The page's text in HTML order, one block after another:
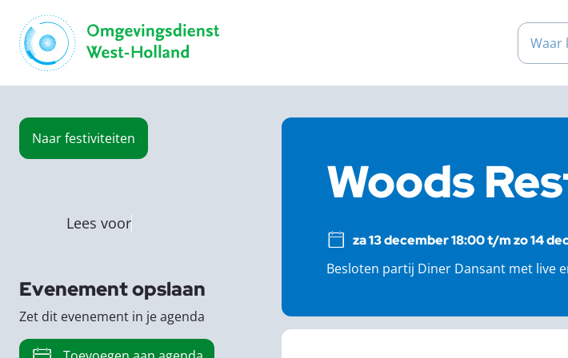
Waar
Naarfestiviteiten
Woods
za 13 december 18:00 t/m zo 14
Besloten partij Diner Dansant met live
Lees voor
Evenement opslaan
Zet dit evenement in je agenda